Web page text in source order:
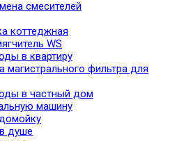
смесителей
коттеджная
WS
в квартиру
магистрального фильтра для
в частный дом
машину
душе